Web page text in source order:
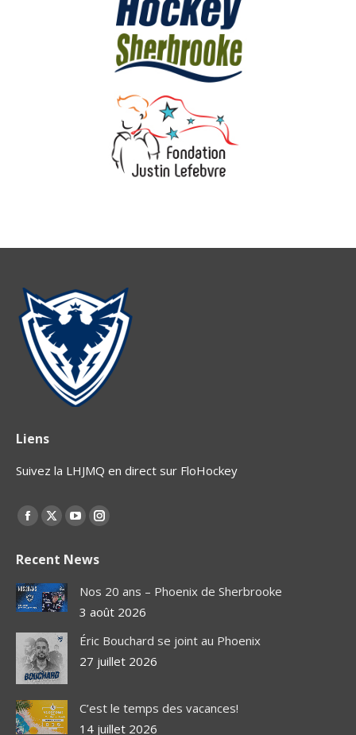
Liens
Suivez la LHJMQ en direct sur FloHockey
Find us on:
Facebook
opens
in
new
X
opens
in
new
YouTube
opens
in
new
Instagram
opens
in
new
Recent News
Nos 20 ans – Phoenix de Sherbrooke
3 août 2026
Éric Bouchard se joint au Phoenix
27 juillet 2026
C’est le temps des vacances!
14 juillet 2026